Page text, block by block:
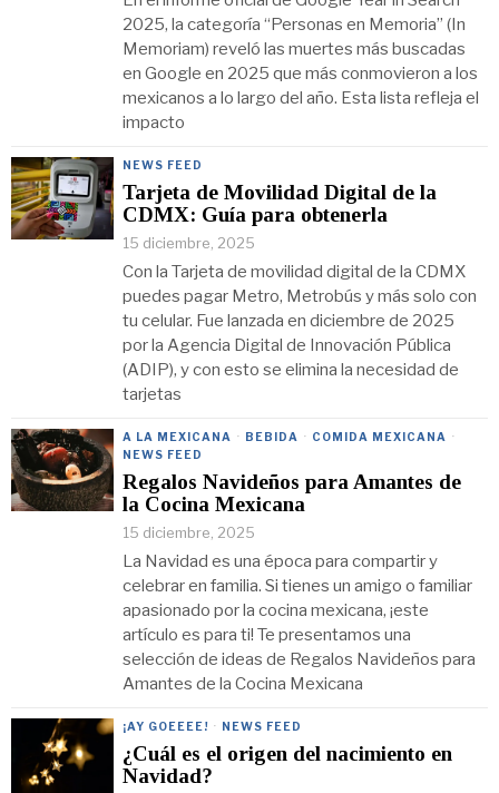
2025, la categoría “Personas en Memoria” (In
Memoriam) reveló las muertes más buscadas
en Google en 2025 que más conmovieron a los
mexicanos a lo largo del año. Esta lista refleja el
impacto
NEWS FEED
Tarjeta de Movilidad Digital de la
CDMX: Guía para obtenerla
15 diciembre, 2025
Con la Tarjeta de movilidad digital de la CDMX
puedes pagar Metro, Metrobús y más solo con
tu celular. Fue lanzada en diciembre de 2025
por la Agencia Digital de Innovación Pública
(ADIP), y con esto se elimina la necesidad de
tarjetas
A LA MEXICANA · BEBIDA · COMIDA MEXICANA ·
NEWS FEED
Regalos Navideños para Amantes de
la Cocina Mexicana
15 diciembre, 2025
La Navidad es una época para compartir y
celebrar en familia. Si tienes un amigo o familiar
apasionado por la cocina mexicana, ¡este
artículo es para ti! Te presentamos una
selección de ideas de Regalos Navideños para
Amantes de la Cocina Mexicana
¡AY GOEEEE! · NEWS FEED
¿Cuál es el origen del nacimiento en
Navidad?